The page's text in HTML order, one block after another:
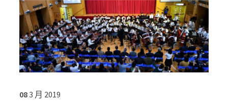
083 月 2019